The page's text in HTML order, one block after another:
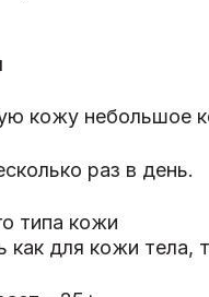
кожу небольшое
раз в день.
типа кожи
для кожи тела,